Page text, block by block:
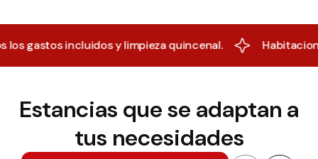
incluidos y limpieza quincenal. Habitaciones para
Estancias que se adaptan a
tus necesidades